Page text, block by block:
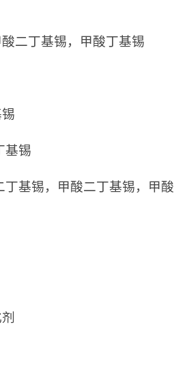
二丁基锡，甲酸丁基锡
基锡
丁基锡，甲酸二丁基锡，甲酸